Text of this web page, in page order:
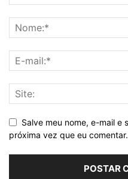
Salve meu nome, e-mail e
próxima vez que eu comentar.